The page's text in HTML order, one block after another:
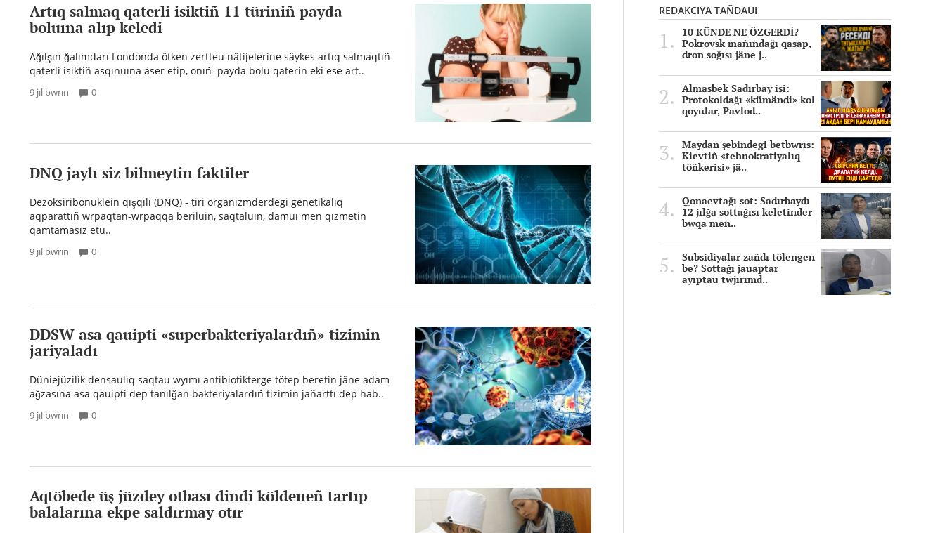
Artıq salmaq qaterli isiktiñ 11 türiniñ payda
boluına alıp keledi
Ağılşın ğalımdarı Londonda ötken zertteu nätijelerine säykes artıq salmaqtıñ
qaterli isiktiñ asqınuına äser etip, onıñ payda bolu qaterin eki ese art..
9 jıl bwrın 0
DNQ jaylı siz bilmeytin faktiler
Dezoksiribonuklein qışqılı (DNQ) - tiri organizmderdegi genetikalıq
aqparattıñ wrpaqtan-wrpaqqa beriluin, saqtaluın, damuı men qızmetin
qamtamasız etu..
9 jıl bwrın 0
DDSW asa qauipti «superbakteriyalardıñ» tizimin
jariyaladı
Düniejüzilik densaulıq saqtau wyımı antibiotikterge tötep beretin jäne adam
ağzasına asa qauipti dep tanılğan bakteriyalardıñ tizimin jañarttı dep hab..
9 jıl bwrın 0
Aqtöbede üş jüzdey otbası dindi köldeneñ tartıp
balalarına ekpe saldırmay otır
REDAKCIYA TAÑDAUI
10 KÜNDE NE ÖZGERDİ?
Pokrovsk mañındağı qasap,
dron soğısı jäne j..
Almasbek Sadırbay isi:
Protokoldağı «kümändi» kol
qoyular, Pavlod..
Maydan şebindegi betbwrıs:
Kievtiñ «tehnokratiyalıq
töñkerisi» jä..
Qonaevtağı sot: Sadırbaydı
12 jılğa sottağısı keletinder
bwqa men..
Subsidiyalar zañdı tölengen
be? Sottağı jauaptar
ayıptau twjırımd..